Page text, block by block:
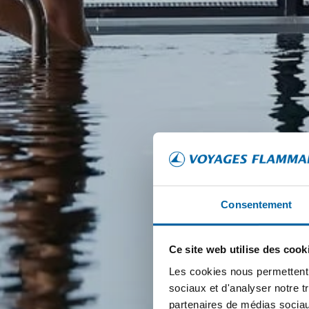
Consentement
Ce site web utilise des
Les cookies nous
sociaux et d'analyser notre
partenaires de médias